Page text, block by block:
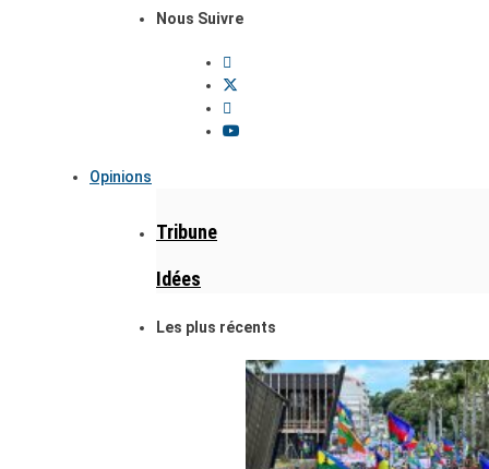
Nous Suivre
Opinions
Tribune
Idées
Les plus récents